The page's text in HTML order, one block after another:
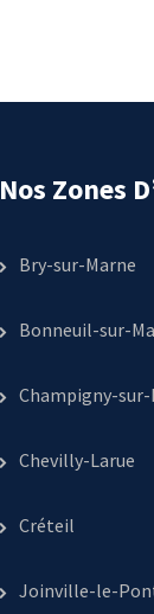
Nos Zones
Bry-sur-Marne
Bonneuil-sur-
Champigny-sur-
Chevilly-Larue
Créteil
Joinville-le-